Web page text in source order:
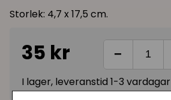
Storlek: 4,7 x 17,5 cm.
35 kr −
I lager, leveranstid 1-3 vardagar